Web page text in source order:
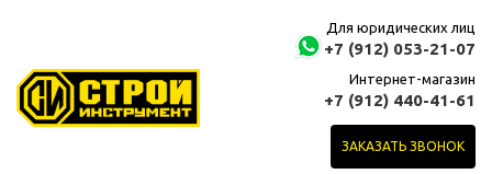
Для юридических лиц
+7 (912) 053-21-07
Интернет-магазин
+7 (912) 440-41-61
ЗАКАЗАТЬ ЗВОНОК